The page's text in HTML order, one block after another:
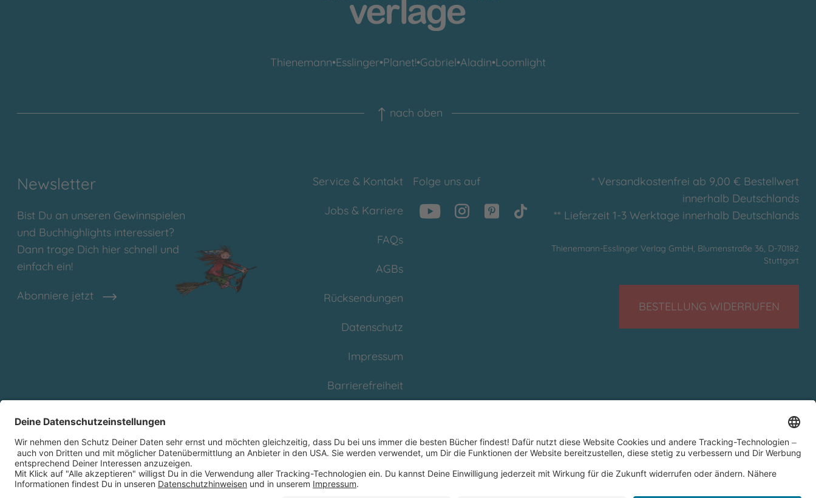
Thienemann•Esslinger•Planet!•Gabriel•Aladin•Loomlight
nach oben
Newsletter
Bist Du an unseren Gewinnspielen
und Buchhighlights interessiert?
Dann trage Dich hier schnell und
einfach ein!
Abonniere jetzt
Service & Kontakt
Jobs & Karriere
FAQs
AGBs
Rücksendungen
Datenschutz
Impressum
Barrierefreiheit
Partnerprogramm
(Affiliate)
Folge uns auf
* Versandkostenfrei ab 9,00 € Bestellwert
innerhalb Deutschlands
** Lieferzeit 1-3 Werktage innerhalb Deutschlands
Thienemann-Esslinger Verlag GmbH, Blumenstraße 36, D-70182
Stuttgart
BESTELLUNG WIDERRUFEN